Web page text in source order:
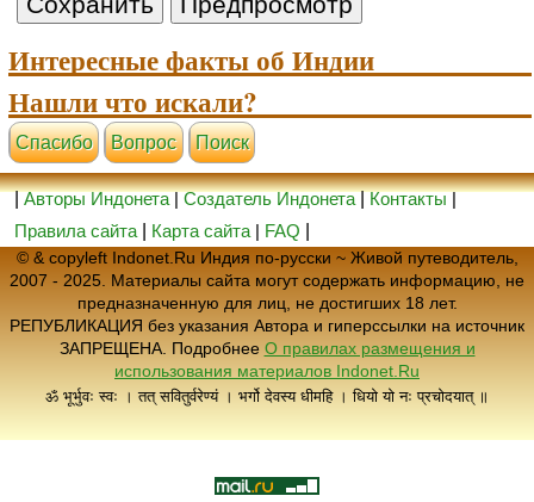
Интересные факты об Индии
Нашли что искали?
Cпасибо Вопрос Поиск
|Авторы Индонета|Создатель Индонета|Контакты|
Правила сайта
Карта сайта | FAQ
© & copyleft Indonet.Ru Индия по-русски ~ Живой путеводитель,
2007 - 2025. Материалы сайта могут содержать информацию, не
предназначенную для лиц, не достигших 18 лет.
РЕПУБЛИКАЦИЯ без указания Автора и гиперссылки на источник
ЗАПРЕЩЕНА. Подробнее О правилах размещения и
использования материалов Indonet.Ru
ॐ भूर्भुवः स्वः । तत् सवितुर्वरेण्यं । भर्गो देवस्य धीमहि । धियो यो नः प्रचोदयात् ॥